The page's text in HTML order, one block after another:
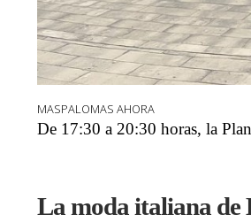
MASPALOMAS AHORA
De 17:30 a 20:30 horas, la
La moda italiana